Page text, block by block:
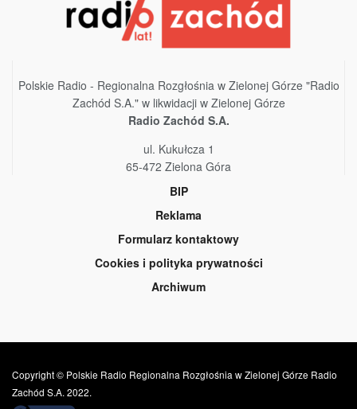
Polskie Radio - Regionalna Rozgłośnia w Zielonej Górze "Radio
Zachód S.A." w likwidacji w Zielonej Górze
Radio Zachód S.A.
ul. Kukułcza 1
65-472 Zielona Góra
BIP
Reklama
Formularz kontaktowy
Cookies i polityka prywatności
Archiwum
Copyright © Polskie Radio Regionalna Rozgłośnia w Zielonej Górze Radio
Zachód S.A. 2022.